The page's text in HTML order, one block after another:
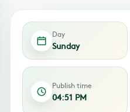
Day
Sunday
Publish time
04:51 PM